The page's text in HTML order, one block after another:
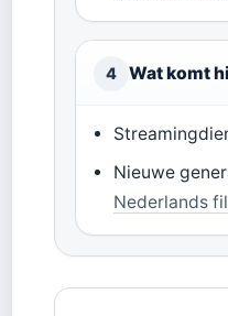
4 Wat komt
Nieuwe
Nederlands